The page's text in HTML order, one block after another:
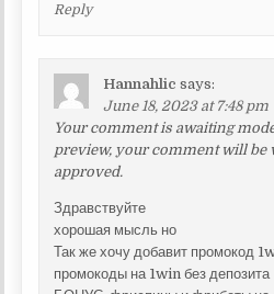
Reply
Hannahlic says:
June 18, 2023 at 7:48 pm
Your comment is awaiting
preview, your comment will be
approved.
Здравствуйте
хорошая мысль но
Так же хочу добавит промокод
промокоды на 1win без депозита